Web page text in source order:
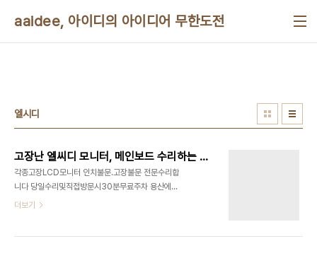
aaidee, 아이디의 아이디어 무한도전
엘시디
고장난 엘씨디 모니터, 메인보드 수리하는 곳
각종고장LCD모니터 인치불문.고장불문 전문수리합
니다 당일수리및직접방문시30분무료주차 용산에위
치한 LCD모니터 체계적인 전문수리점및중고LCD
더보기